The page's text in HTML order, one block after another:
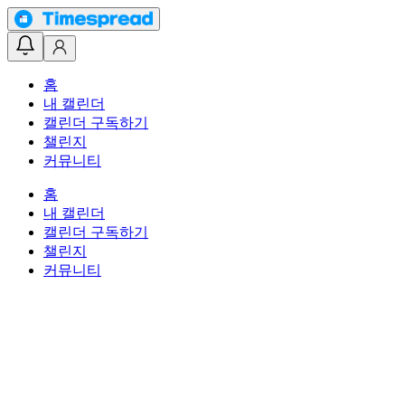
홈
내 캘린더
캘린더 구독하기
챌린지
커뮤니티
홈
내 캘린더
캘린더 구독하기
챌린지
커뮤니티